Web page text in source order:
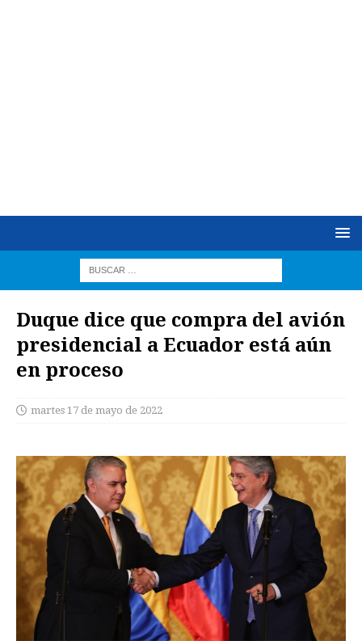
Duque dice que compra del avión
presidencial a Ecuador está aún
en proceso
martes 17 de mayo de 2022